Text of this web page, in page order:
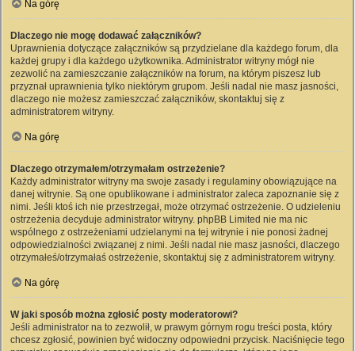
Na górę
Dlaczego nie mogę dodawać załączników?
Uprawnienia dotyczące załączników są przydzielane dla każdego forum, dla
każdej grupy i dla każdego użytkownika. Administrator witryny mógł nie
zezwolić na zamieszczanie załączników na forum, na którym piszesz lub
przyznał uprawnienia tylko niektórym grupom. Jeśli nadal nie masz jasności,
dlaczego nie możesz zamieszczać załączników, skontaktuj się z
administratorem witryny.
Na górę
Dlaczego otrzymałem/otrzymałam ostrzeżenie?
Każdy administrator witryny ma swoje zasady i regulaminy obowiązujące na
danej witrynie. Są one opublikowane i administrator zaleca zapoznanie się z
nimi. Jeśli ktoś ich nie przestrzegał, może otrzymać ostrzeżenie. O udzieleniu
ostrzeżenia decyduje administrator witryny. phpBB Limited nie ma nic
wspólnego z ostrzeżeniami udzielanymi na tej witrynie i nie ponosi żadnej
odpowiedzialności związanej z nimi. Jeśli nadal nie masz jasności, dlaczego
otrzymałeś/otrzymałaś ostrzeżenie, skontaktuj się z administratorem witryny.
Na górę
W jaki sposób można zgłosić posty moderatorowi?
Jeśli administrator na to zezwolił, w prawym górnym rogu treści posta, który
chcesz zgłosić, powinien być widoczny odpowiedni przycisk. Naciśnięcie tego